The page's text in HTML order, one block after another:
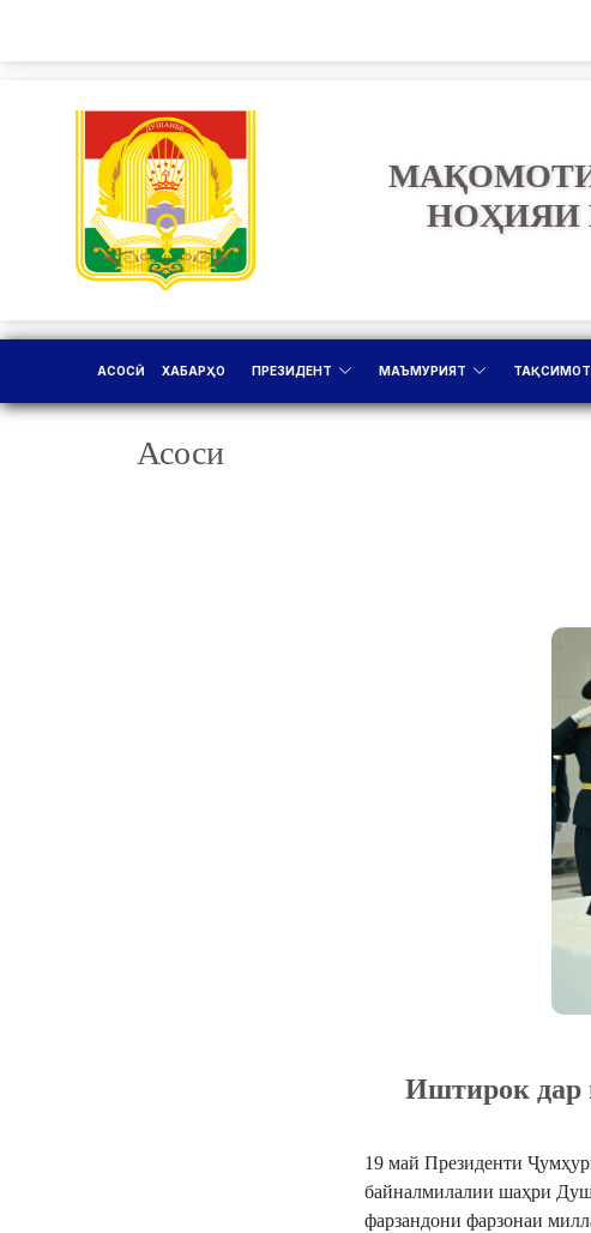
НОҲИЯИ
АСОСӢ ХАБАРҲО ПРЕЗИДЕНТ МАЪМУРИЯТ
Асоси
Иштирок дар
19 май Президенти
байналмилалии шаҳри
фарзандони фарзонаи